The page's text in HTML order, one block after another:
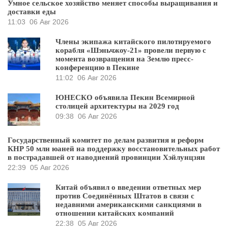
Умное сельское хозяйство меняет способы выращивания и
доставки еды
11:03 06 Авг 2026
Члены экипажа китайского пилотируемого
корабля «Шэньчжоу-21» провели первую с
момента возвращения на Землю пресс-
конференцию в Пекине
11:02 06 Авг 2026
ЮНЕСКО объявила Пекин Всемирной
столицей архитектуры на 2029 год
09:38 06 Авг 2026
Государственный комитет по делам развития и реформ
КНР 50 млн юаней на поддержку восстановительных работ
в пострадавшей от наводнений провинции Хэйлунцзян
22:39 05 Авг 2026
Китай объявил о введении ответных мер
против Соединённых Штатов в связи с
недавними американскими санкциями в
отношении китайских компаний
22:38 05 Авг 2026